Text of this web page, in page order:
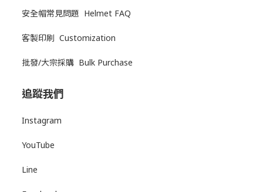
安全帽常見問題 Helmet FAQ
客製印刷 Customization
批發/大宗採購 Bulk Purchase
追蹤我們
Instagram
YouTube
Line